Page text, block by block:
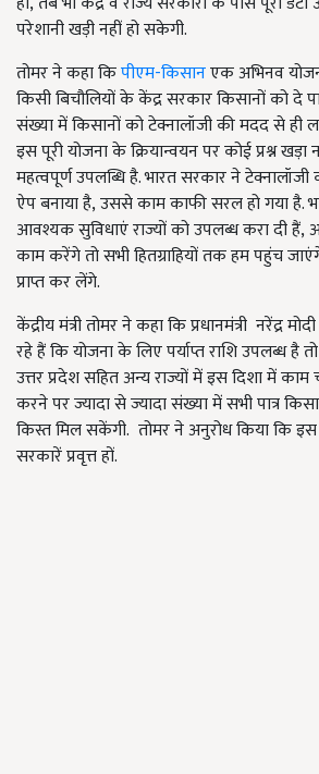
परेशानी खड़ी नहीं हो सकेगी.
तोमर ने कहा किपीएम-किसानएक अभिनव
किसी बिचौलियों के केंद्र सरकार किसानों को दे
संख्या में किसानों को टेक्नालॉजी की मदद से ही
इस पूरी योजना के क्रियान्वयन पर कोई प्रश्न
महत्वपूर्ण उपलब्धि है. भारत सरकार ने
ऐप बनाया है,उससे काम काफी सरल हो गया है.
आवश्यक सुविधाएं राज्यों को उपलब्ध करा दी हैं,
काम करेंगे तो सभी हितग्राहियों तक हम पहुंच
प्राप्त कर लेंगे.
केंद्रीय मंत्री तोमर ने कहा कि प्रधानमंत्री नरेंद्र
रहे हैं कि योजना के लिए पर्याप्त राशि उपलब्ध है
उत्तर प्रदेश सहित अन्य राज्यों में इस दिशा में काम
करने पर ज्यादा से ज्यादा संख्या में सभी पात्र
किस्त मिल सकेंगी. तोमर ने अनुरोध किया कि
सरकारें प्रवृत्त हों.